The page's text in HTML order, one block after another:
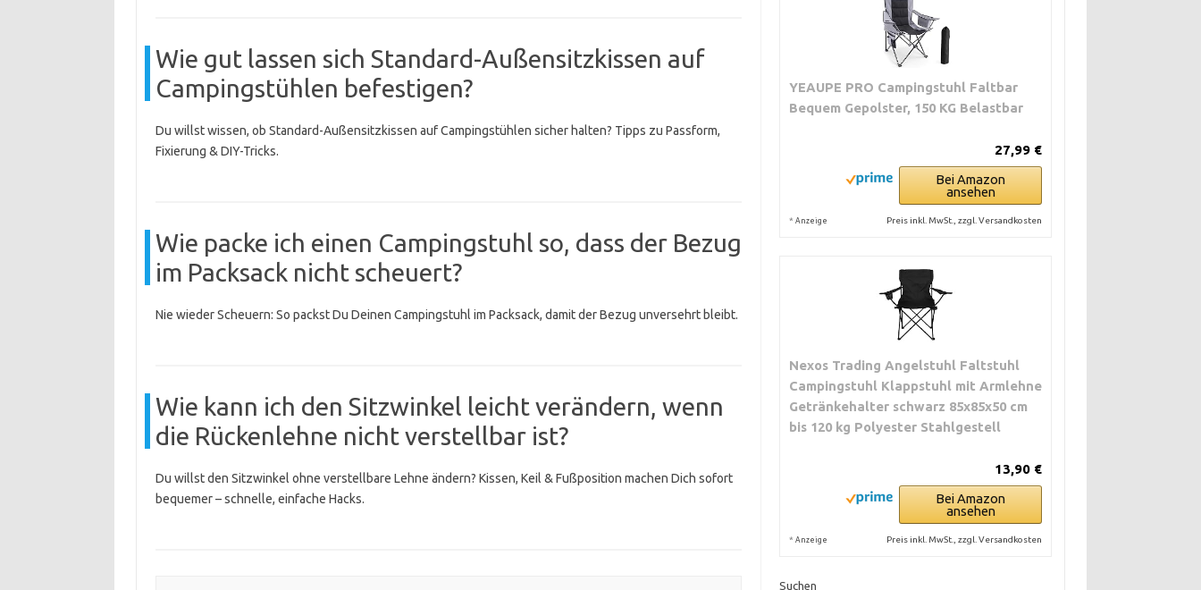
Wie gut lassen sich Standard-Außensitzkissen auf
Campingstühlen befestigen?
Du willst wissen, ob Standard-Außensitzkissen auf Campingstühlen sicher halten? Tipps zu Passform,
Fixierung & DIY-Tricks.
Wie packe ich einen Campingstuhl so, dass der Bezug
im Packsack nicht scheuert?
Nie wieder Scheuern: So packst Du Deinen Campingstuhl im Packsack, damit der Bezug unversehrt bleibt.
Wie kann ich den Sitzwinkel leicht verändern, wenn
die Rückenlehne nicht verstellbar ist?
Du willst den Sitzwinkel ohne verstellbare Lehne ändern? Kissen, Keil & Fußposition machen Dich sofort
bequemer – schnelle, einfache Hacks.
YEAUPE PRO Campingstuhl Faltbar
Bequem Gepolster, 150 KG Belastbar
27,99 €
Bei Amazon
ansehen
* Anzeige Preis inkl. MwSt., zzgl. Versandkosten
Nexos Trading Angelstuhl Faltstuhl
Campingstuhl Klappstuhl mit Armlehne
Getränkehalter schwarz 85x85x50 cm
bis 120 kg Polyester Stahlgestell
13,90 €
Bei Amazon
ansehen
* Anzeige Preis inkl. MwSt., zzgl. Versandkosten
Suchen